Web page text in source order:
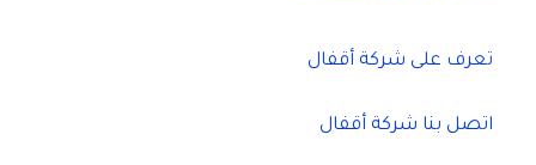
تعرف على شركة أقفال
اتصل بنا شركة أقفال